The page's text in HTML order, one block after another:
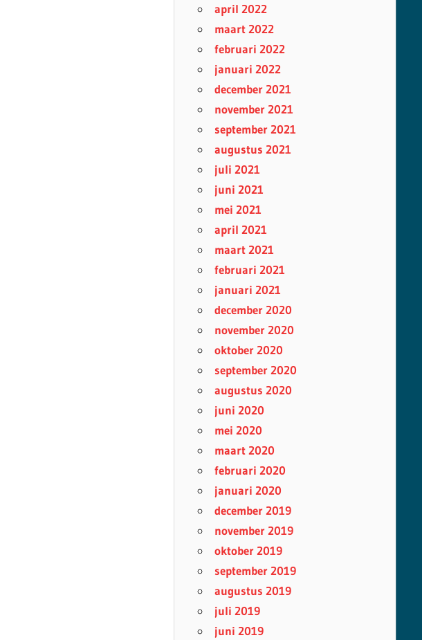
april 2022
maart 2022
februari 2022
januari 2022
december 2021
november 2021
september 2021
augustus 2021
juli 2021
juni 2021
mei 2021
april 2021
maart 2021
februari 2021
januari 2021
december 2020
november 2020
oktober 2020
september 2020
augustus 2020
juni 2020
mei 2020
maart 2020
februari 2020
januari 2020
december 2019
november 2019
oktober 2019
september 2019
augustus 2019
juli 2019
juni 2019